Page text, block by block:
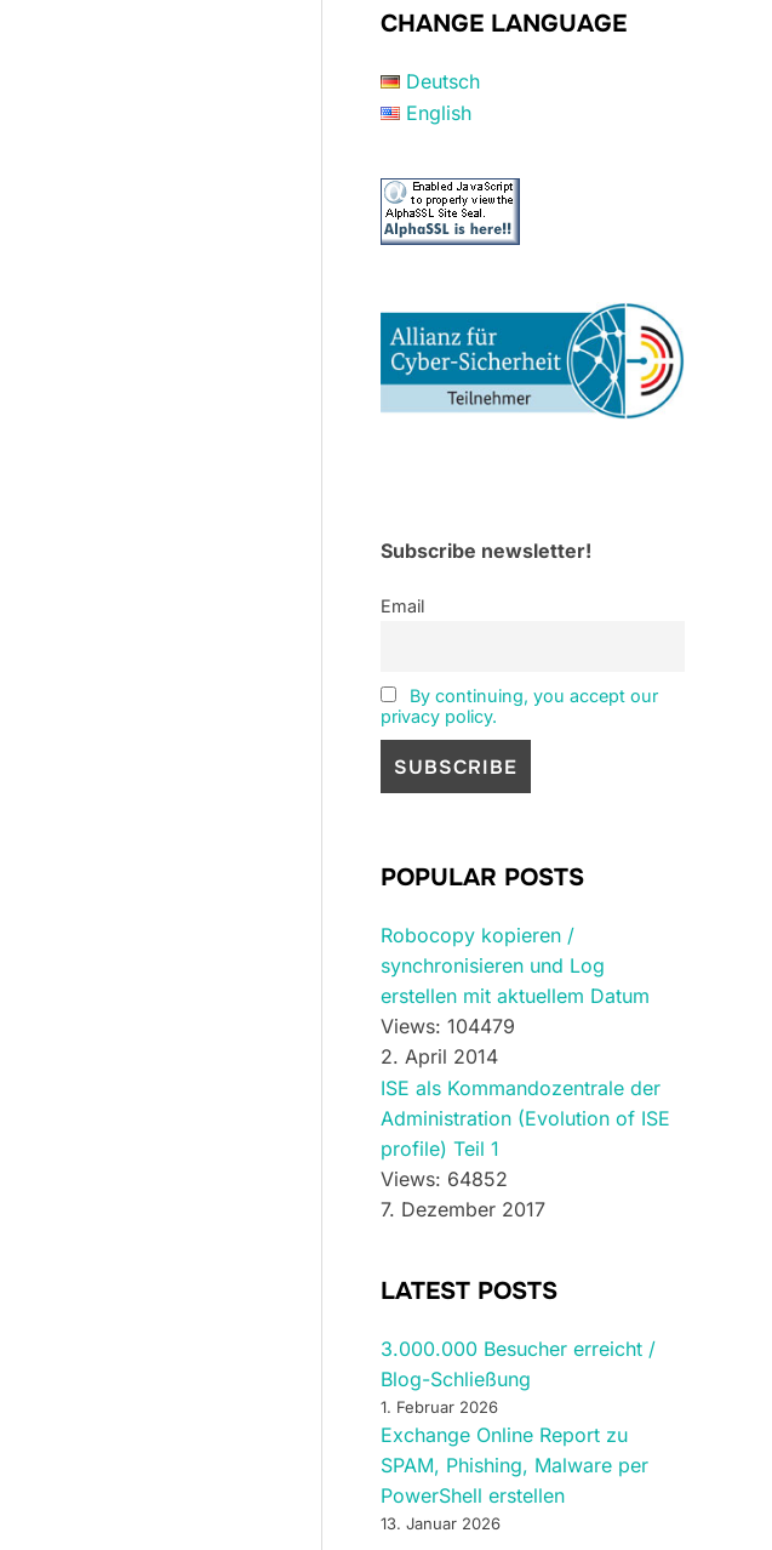
CHANGE LANGUAGE
Deutsch
English
Subscribe newsletter!
Email
By continuing, you accept our
privacy policy.
POPULAR POSTS
Robocopy kopieren /
synchronisieren und Log
erstellen mit aktuellem Datum
Views: 104479
2. April 2014
ISE als Kommandozentrale der
Administration (Evolution of ISE
profile) Teil 1
Views: 64852
7. Dezember 2017
LATEST POSTS
3.000.000 Besucher erreicht /
Blog-Schließung
1. Februar 2026
Exchange Online Report zu
SPAM, Phishing, Malware per
PowerShell erstellen
13. Januar 2026